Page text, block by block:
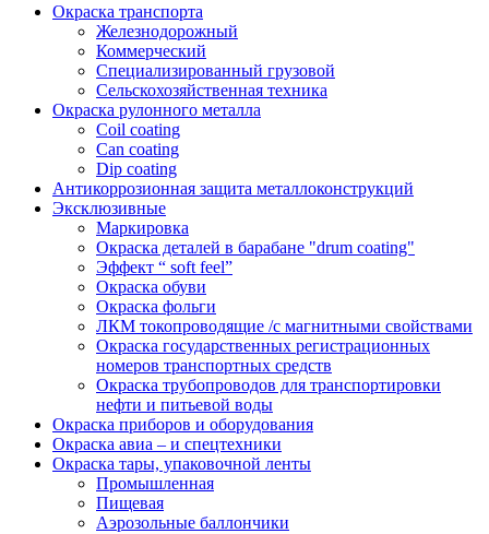
Окраска транспорта
Железнодорожный
Коммерческий
Специализированный грузовой
Сельскохозяйственная техника
Окраска рулонного металла
Coil coating
Can coating
Dip coating
Антикоррозионная защита металлоконструкций
Эксклюзивные
Маркировка
Окраска деталей в барабане "drum coating"
Эффект “ soft feel”
Окраска обуви
Окраска фольги
ЛКМ токопроводящие /с магнитными свойствами
Окраска государственных регистрационных
номеров транспортных средств
Окраска трубопроводов для транспортировки
нефти и питьевой воды
Окраска приборов и оборудования
Окраска авиа – и спецтехники
Окраска тары, упаковочной ленты
Промышленная
Пищевая
Аэрозольные баллончики